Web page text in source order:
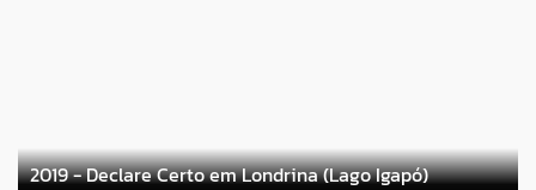
2019 - Declare Certo em Londrina (Lago Igapó)